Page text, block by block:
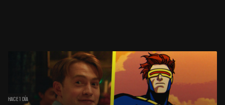
HACE 1 DÍA